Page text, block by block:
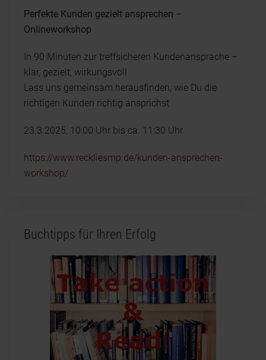
Perfekte Kunden gezielt ansprechen –
Onlineworkshop
In 90 Minuten zur treffsicheren Kundenansprache –
klar, gezielt, wirkungsvoll
Lass uns gemeinsam herausfinden, wie Du die
richtigen Kunden richtig ansprichst
23.3.2025, 10:00 Uhr bis ca. 11:30 Uhr
https://www.reckliesmp.de/kunden-ansprechen-
workshop/
Buchtipps für Ihren Erfolg